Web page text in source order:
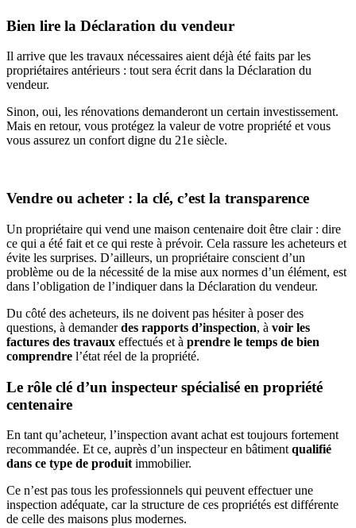
Bien lire la Déclaration du vendeur
Il arrive que les travaux nécessaires aient déjà été faits par les
propriétaires antérieurs : tout sera écrit dans la Déclaration du
vendeur.
Sinon, oui, les rénovations demanderont un certain investissement.
Mais en retour, vous protégez la valeur de votre propriété et vous
vous assurez un confort digne du 21e siècle.
Vendre ou acheter : la clé, c’est la transparence
Un propriétaire qui vend une maison centenaire doit être clair : dire
ce qui a été fait et ce qui reste à prévoir. Cela rassure les acheteurs et
évite les surprises. D’ailleurs, un propriétaire conscient d’un
problème ou de la nécessité de la mise aux normes d’un élément, est
dans l’obligation de l’indiquer dans la Déclaration du vendeur.
Du côté des acheteurs, ils ne doivent pas hésiter à poser des
questions, à demanderdes rapports d’inspection, à voir les
factures des travaux effectués et à prendre le temps de bien
comprendre l’état réel de la propriété.
Le rôle clé d’un inspecteur spécialisé en propriété
centenaire
En tant qu’acheteur, l’inspection avant achat est toujours fortement
recommandée. Et ce, auprès d’un inspecteur en bâtiment qualifié
dans ce type de produit immobilier.
Ce n’est pas tous les professionnels qui peuvent effectuer une
inspection adéquate, car la structure de ces propriétés est différente
de celle des maisons plus modernes.